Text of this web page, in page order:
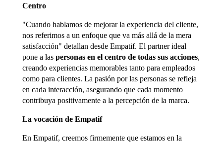
Centro
"Cuando hablamos de mejorar la experiencia del cliente,
nos referimos a un enfoque que va más allá de la mera
satisfacción" detallan desde Empatif. El partner ideal
pone a las personas en el centro de todas sus acciones,
creando experiencias memorables tanto para empleados
como para clientes. La pasión por las personas se refleja
en cada interacción, asegurando que cada momento
contribuya positivamente a la percepción de la marca.
La vocación de Empatif
En Empatif, creemos firmemente que estamos en la